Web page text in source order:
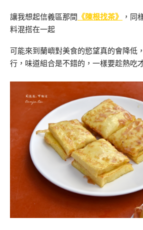
讓我想起信義區那間 《陳根找茶》
，同
料混搭在一起
可能來到蘭嶼對美食的慾望真的會降低
行，味道組合是不錯的，一樣要趁熱吃